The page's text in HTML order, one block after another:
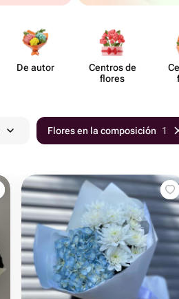
De autor
Centros de
flores
Flores en la composición 1